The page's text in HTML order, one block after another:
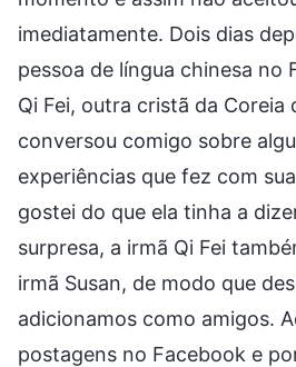
imediatamente. Dois dias
pessoa de língua chinesa no
Qi Fei, outra cristã da Coreia
conversou comigo sobre
experiências que fez com
gostei do que ela tinha a
surpresa, a irmã Qi Fei
irmã Susan, de modo que
adicionamos como amigos.
postagens no Facebook e